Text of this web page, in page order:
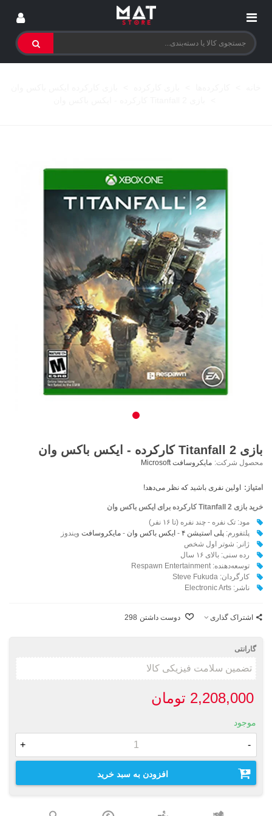
بازی Titanfall 2 کارکرده - ایکس باکس وان
محصول شرکت: مایکروسافت Microsoft
امتیاز: اولین نفری باشید که نظر می‌دهد!
خرید بازی Titanfall 2 کارکرده برای ایکس باکس وان
مود: تک نفره - چند نفره (تا ۱۶ نفر)
پلتفورم:پلی استیشن ۴ -ایکس باکس وان -مایکروسافت ویندوز
ژانر: شوتر اول شخص
رده سنی: بالای ۱۶ سال
توسعه‌دهنده:Respawn Entertainment
کارگردان: Steve Fukuda
ناشر:‌ Electronic Arts
اشتراک گذاری دوست داشتن 298
گارانتی
2,208,000 تومان
موجود
-
+
افزودن به سبد خرید